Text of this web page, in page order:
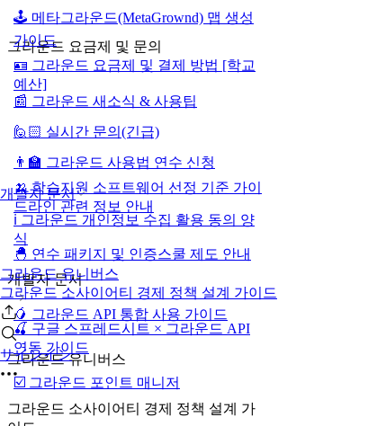
개발자 문서
그라운드 유니버스
그라운드 소사이어티 경제 정책 설계 가이드
サインイン
🕹️ 메타그라운드(MetaGrownd) 맵 생성
가이드
그라운드 요금제 및 문의
🪪 그라운드 요금제 및 결제 방법 [학교
예산]
📰 그라운드 새소식 & 사용팁
🙋🏻 실시간 문의(긴급)
👨‍🏫 그라운드 사용법 연수 신청
🍌 학습지원 소프트웨어 선정 기준 가이
드라인 관련 정보 안내
ℹ️ 그라운드 개인정보 수집 활용 동의 양
식
🐣 연수 패키지 및 인증스쿨 제도 안내
개발자 문서
🥭 그라운드 API 통합 사용 가이드
🍒 구글 스프레드시트 × 그라운드 API
연동 가이드
그라운드 유니버스
☑️ 그라운드 포인트 매니저
그라운드 소사이어티 경제 정책 설계 가